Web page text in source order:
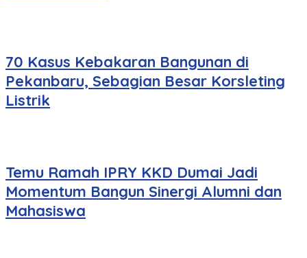
70 Kasus Kebakaran Bangunan di
Pekanbaru, Sebagian Besar Korsleting
Listrik
Temu Ramah IPRY KKD Dumai Jadi
Momentum Bangun Sinergi Alumni dan
Mahasiswa